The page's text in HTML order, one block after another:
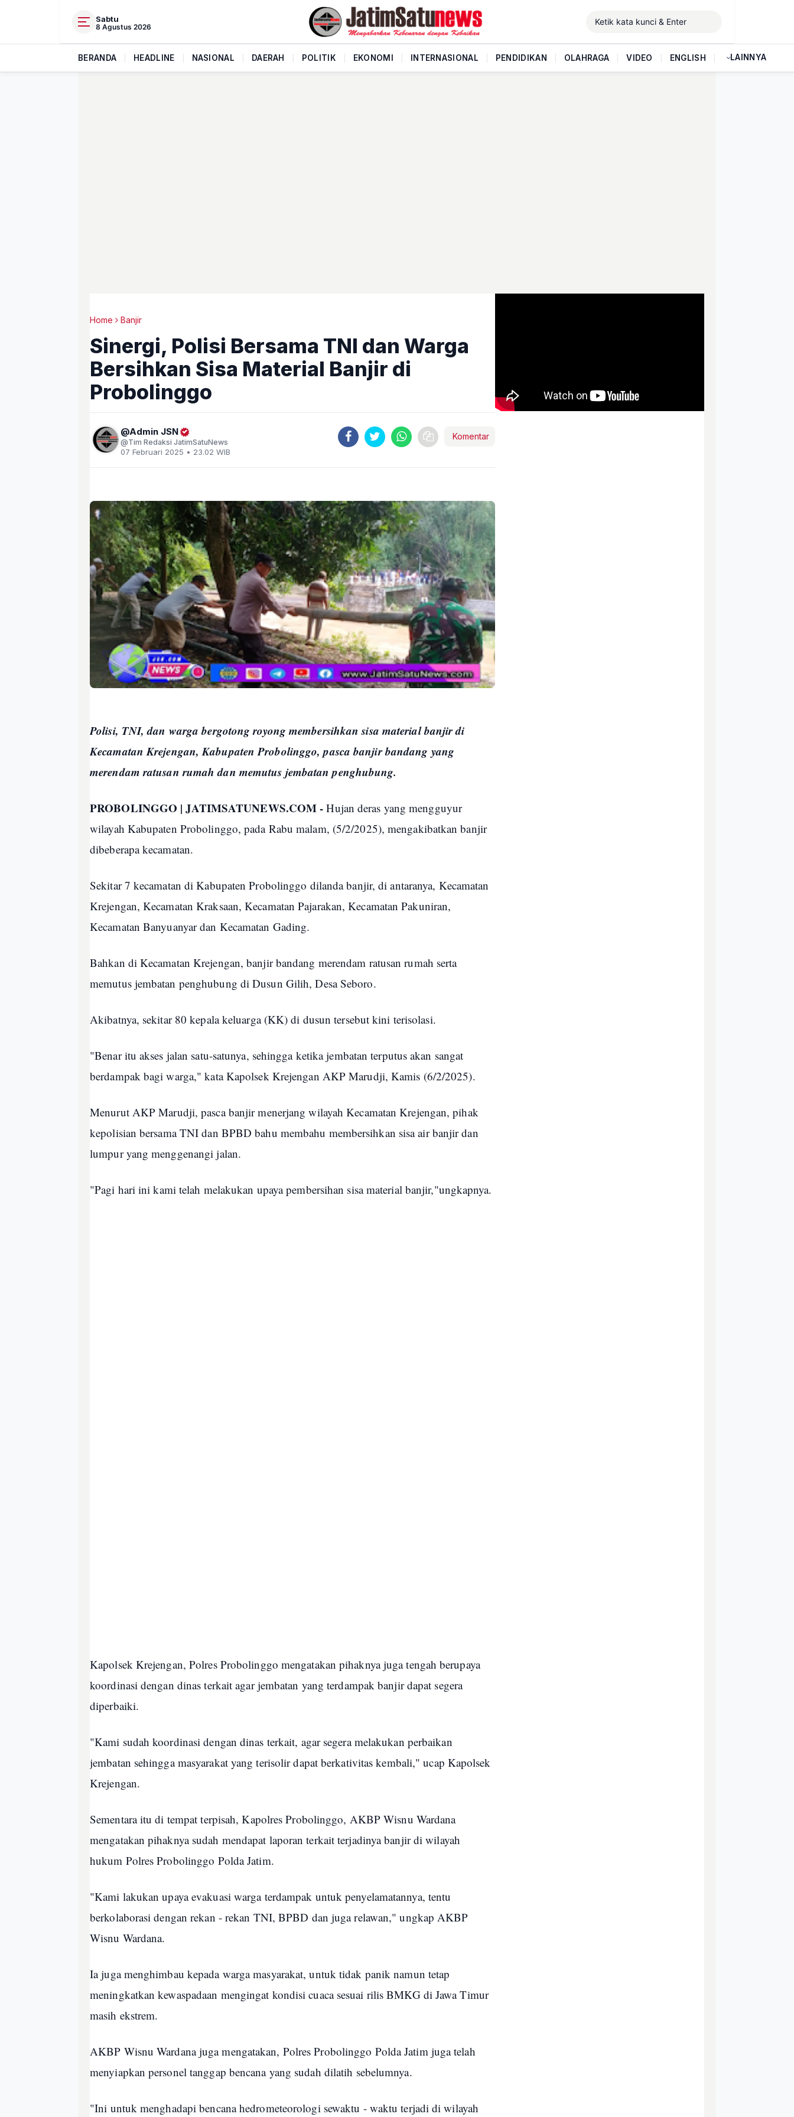
Sabtu
8 Agustus 2026
BERANDA HEADLINE NASIONAL DAERAH POLITIK EKONOMI INTERNASIONAL PENDIDIKAN OLAHRAGA VIDEO ENGLISH LAINNYA
Home Banjir
Sinergi, Polisi Bersama TNI dan Warga
Bersihkan Sisa Material Banjir di
Probolinggo
Admin JSN
Tim Redaksi JatimSatuNews
07 Februari 2025 • 23.02 WIB
Komentar
Polisi, TNI, dan warga bergotong royong membersihkan sisa material banjir di
Kecamatan Krejengan, Kabupaten Probolinggo, pasca banjir bandang yang
merendam ratusan rumah dan memutus jembatan penghubung.
PROBOLINGGO | JATIMSATUNEWS.COM -Hujan deras yang mengguyur
wilayah Kabupaten Probolinggo, pada Rabu malam, (5/2/2025), mengakibatkan banjir
dibeberapa kecamatan.
Sekitar 7 kecamatan di Kabupaten Probolinggo dilanda banjir, di antaranya, Kecamatan
Krejengan, Kecamatan Kraksaan, Kecamatan Pajarakan, Kecamatan Pakuniran,
Kecamatan Banyuanyar dan Kecamatan Gading.
Bahkan di Kecamatan Krejengan, banjir bandang merendam ratusan rumah serta
memutus jembatan penghubung di Dusun Gilih, Desa Seboro.
Akibatnya, sekitar 80 kepala keluarga (KK) di dusun tersebut kini terisolasi.
"Benar itu akses jalan satu-satunya, sehingga ketika jembatan terputus akan sangat
berdampak bagi warga," kata Kapolsek Krejengan AKP Marudji, Kamis (6/2/2025).
Menurut AKP Marudji, pasca banjir menerjang wilayah Kecamatan Krejengan, pihak
kepolisian bersama TNI dan BPBD bahu membahu membersihkan sisa air banjir dan
lumpur yang menggenangi jalan.
"Pagi hari ini kami telah melakukan upaya pembersihan sisa material banjir,"ungkapnya.
Kapolsek Krejengan, Polres Probolinggo mengatakan pihaknya juga tengah berupaya
koordinasi dengan dinas terkait agar jembatan yang terdampak banjir dapat segera
diperbaiki.
"Kami sudah koordinasi dengan dinas terkait, agar segera melakukan perbaikan
jembatan sehingga masyarakat yang terisolir dapat berkativitas kembali," ucap Kapolsek
Krejengan.
Sementara itu di tempat terpisah, Kapolres Probolinggo, AKBP Wisnu Wardana
mengatakan pihaknya sudah mendapat laporan terkait terjadinya banjir di wilayah
hukum Polres Probolinggo Polda Jatim.
"Kami lakukan upaya evakuasi warga terdampak untuk penyelamatannya, tentu
berkolaborasi dengan rekan - rekan TNI, BPBD dan juga relawan," ungkap AKBP
Wisnu Wardana.
Ia juga menghimbau kepada warga masyarakat, untuk tidak panik namun tetap
meningkatkan kewaspadaan mengingat kondisi cuaca sesuai rilis BMKG di Jawa Timur
masih ekstrem.
AKBP Wisnu Wardana juga mengatakan, Polres Probolinggo Polda Jatim juga telah
menyiapkan personel tanggap bencana yang sudah dilatih sebelumnya.
"Ini untuk menghadapi bencana hedrometeorologi sewaktu - waktu terjadi di wilayah